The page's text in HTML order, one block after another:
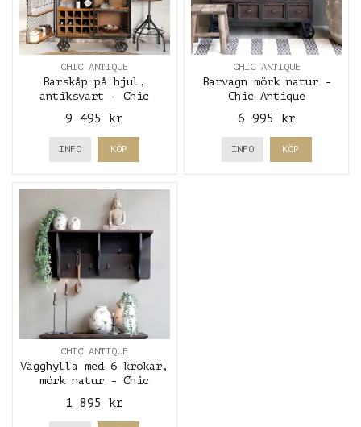
CHIC ANTIQUE
Barskåp på hjul,
antiksvart - Chic
Antique
9 495 kr
INFO KÖP
CHIC ANTIQUE
Barvagn mörk natur -
Chic Antique
6 995 kr
INFO KÖP
CHIC ANTIQUE
Vägghylla med 6 krokar,
mörk natur - Chic
Antique
1 895 kr